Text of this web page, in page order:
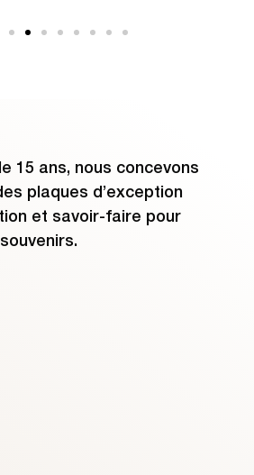
15 ans, nous concevons
plaques d’exception
et savoir-faire pour